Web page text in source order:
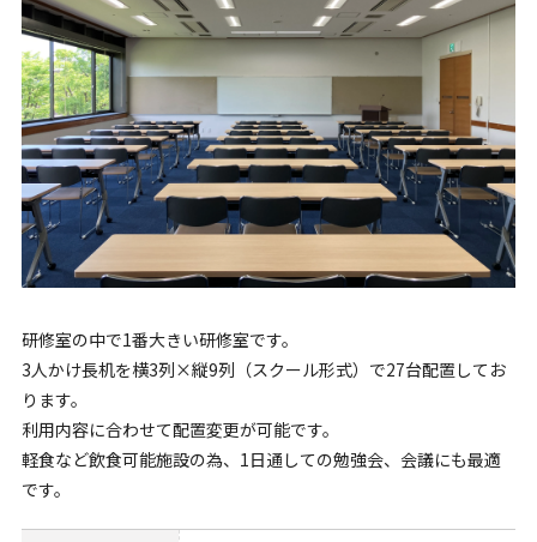
研修室の中で1番大きい研修室です。
3人かけ長机を横3列×縦9列（スクール形式）で27台配置してお
ります。
利用内容に合わせて配置変更が可能です。
軽食など飲食可能施設の為、1日通しての勉強会、会議にも最適
です。